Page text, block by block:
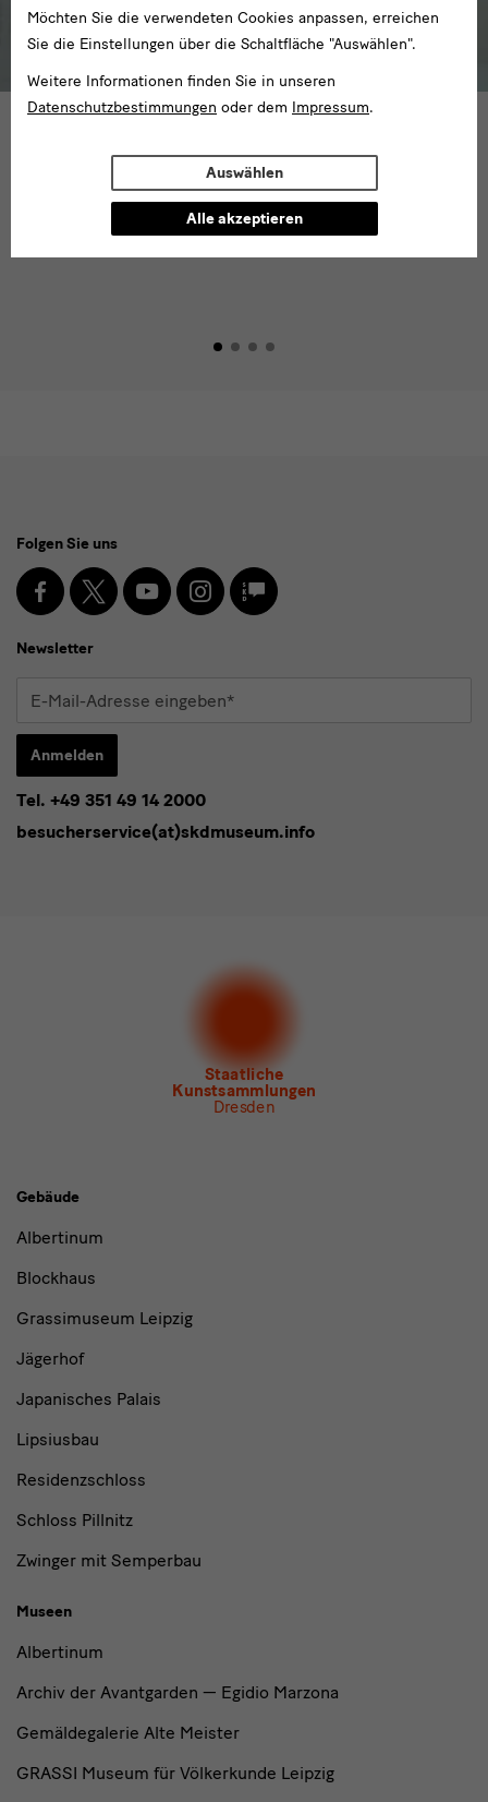
2002 wurde das Albertinum ab 2006
umgebaut und generalsaniert und 2010 als
Haus für die Kunst von der Romantik bis zur
Gegenwart wiedereröffnet.
Möchten Sie die verwendeten Cookies anpassen, erreichen
Sie die Einstellungen über die Schaltfläche "Auswählen".
Weitere Informationen finden Sie in unseren
Datenschutzbestimmungen oder dem Impressum.
Auswählen
Alle akzeptieren
Media
und
Newsletter
Folgen Sie uns
Facebook
X YoutubeInstagramSKD
Blog
Newsletter
E-
Adresse
Anmelden
* Pflichtfeld
Ich stimme derDatenschutzerklärung
Museum für Sächsische Volkskunst
Tel. +49 351 49 14 2000
besucherservice(at)skdmuseum.info
Staatliche
Kunstsammlungen
Dresden
Gebäude,
Museen
Institutionen
Gebäude
Albertinum
Blockhaus
Grassimuseum Leipzig
Jägerhof
Japanisches Palais
Lipsiusbau
Residenzschloss
Schloss Pillnitz
Zwinger mit Semperbau
Museen
Albertinum
Archiv der Avantgarden — Egidio Marzona
Gemäldegalerie Alte Meister
GRASSI Museum für Völkerkunde Leipzig